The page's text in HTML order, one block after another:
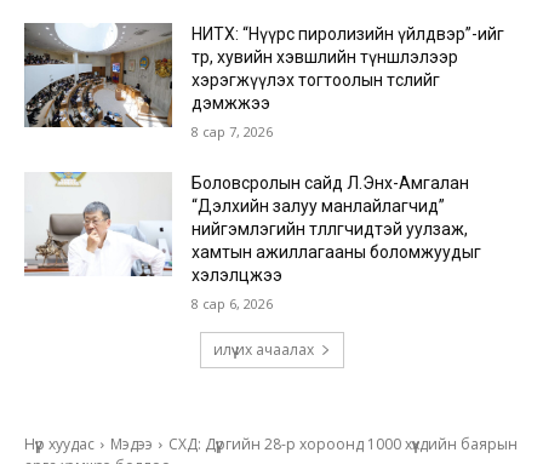
НИТХ: “Нүүрс пиролизийн үйлдвэр”-ийг
төр, хувийн хэвшлийн түншлэлээр
хэрэгжүүлэх тогтоолын төслийг
дэмжжээ
8 сар 7, 2026
Боловсролын сайд Л.Энх-Амгалан
“Дэлхийн залуу манлайлагчид”
нийгэмлэгийн төлөөлөгчидтэй уулзаж,
хамтын ажиллагааны боломжуудыг
хэлэлцжээ
8 сар 6, 2026
илүү их ачаалах